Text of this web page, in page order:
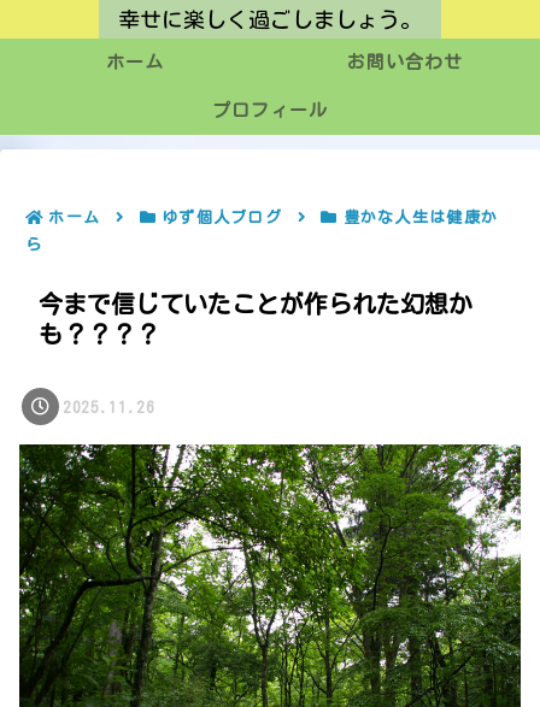
幸せに楽しく過ごしましょう。
ホーム お問い合わせ
プロフィール
ホーム ゆず個人ブログ
豊かな人生は健康か
ら
今まで信じていたことが作られた幻想か
も？？？？
2025.11.26